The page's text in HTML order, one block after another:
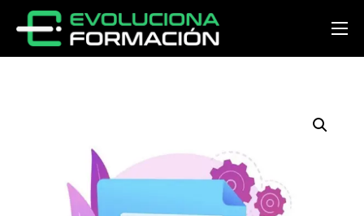
Inicio
Preguntas y respuestas
Noticias